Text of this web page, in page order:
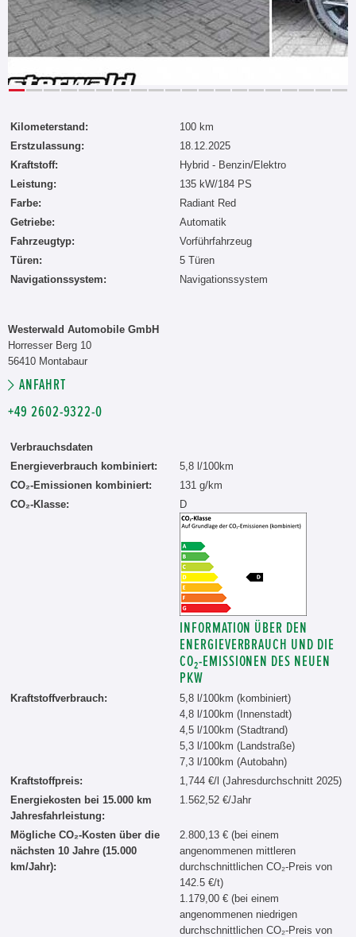
Kilometerstand:
100 km
Erstzulassung:
18.12.2025
Kraftstoff:
Hybrid - Benzin/Elektro
Leistung:
135 kW/184 PS
Farbe:
Radiant Red
Getriebe:
Automatik
Fahrzeugtyp:
Vorführfahrzeug
Türen:
5 Türen
Navigationssystem:
Navigationssystem
Westerwald Automobile GmbH
Horresser Berg 10
56410 Montabaur
ANFAHRT
+49 2602-9322-0
Verbrauchsdaten
Energieverbrauch kombiniert:
5,8 l/100km
CO₂-Emissionen kombiniert:
131 g/km
CO₂-Klasse:
D
INFORMATION ÜBER DEN
ENERGIEVERBRAUCH UND DIE
CO₂-EMISSIONEN DES NEUEN
PKW
Kraftstoffverbrauch:
5,8 l/100km (kombiniert)
4,8 l/100km (Innenstadt)
4,5 l/100km (Stadtrand)
5,3 l/100km (Landstraße)
7,3 l/100km (Autobahn)
Kraftstoffpreis:
1,744 €/l (Jahresdurchschnitt 2025)
Energiekosten bei 15.000 km
Jahresfahrleistung:
1.562,52 €/Jahr
Mögliche CO₂-Kosten über die
nächsten 10 Jahre (15.000
km/Jahr):
2.800,13 € (bei einem
angenommenen mittleren
durchschnittlichen CO₂-Preis von
142.5 €/t)
1.179,00 € (bei einem
angenommenen niedrigen
durchschnittlichen CO₂-Preis von